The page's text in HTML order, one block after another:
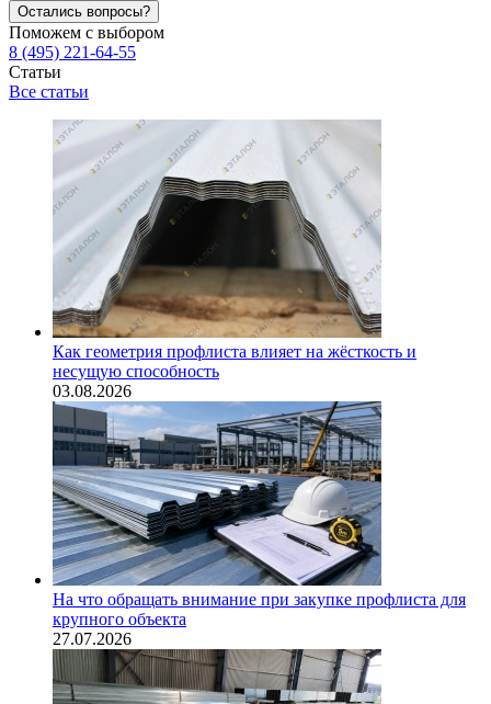
Остались вопросы?
Поможем с выбором
8 (495) 221-64-55
Статьи
Все статьи
Как геометрия профлиста влияет на жёсткость и
несущую способность
03.08.2026
На что обращать внимание при закупке профлиста для
крупного объекта
27.07.2026